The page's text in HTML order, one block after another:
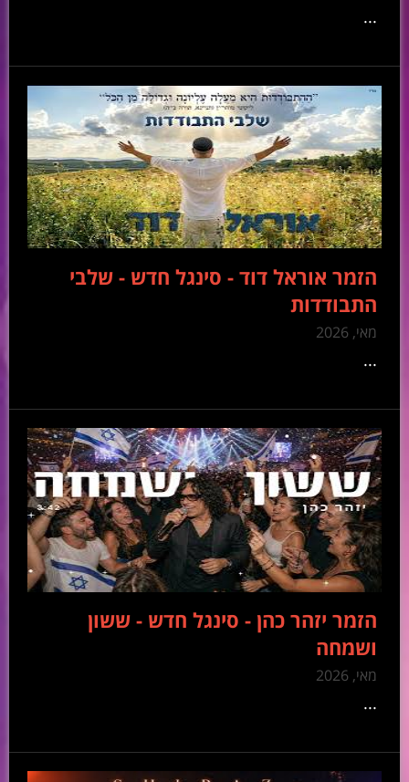
...
הזמר אוראל דוד - סינגל חדש - שלבי
התבודדות
מאי, 2026
...
הזמר יזהר כהן - סינגל חדש - ששון
ושמחה
מאי, 2026
...